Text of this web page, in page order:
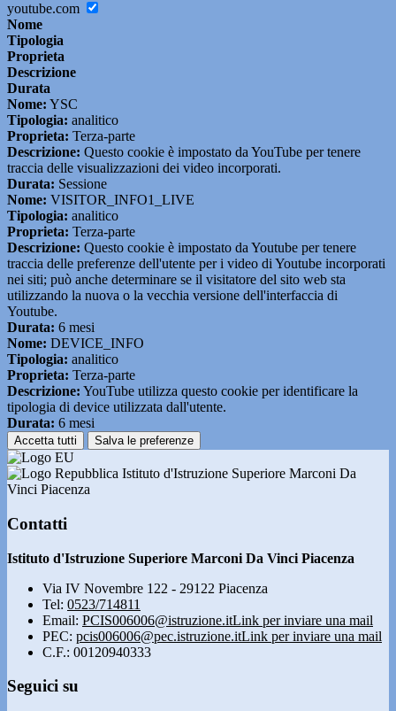
youtube.com
Nome
Tipologia
Proprieta
Descrizione
Durata
Nome: YSC
Tipologia: analitico
Proprieta: Terza-parte
Descrizione: Questo cookie è impostato da YouTube per tenere
traccia delle visualizzazioni dei video incorporati.
Durata: Sessione
Nome: VISITOR_INFO1_LIVE
Tipologia: analitico
Proprieta: Terza-parte
Descrizione: Questo cookie è impostato da Youtube per tenere
traccia delle preferenze dell'utente per i video di Youtube incorporati
nei siti; può anche determinare se il visitatore del sito web sta
utilizzando la nuova o la vecchia versione dell'interfaccia di
Youtube.
Durata: 6 mesi
Nome: DEVICE_INFO
Tipologia: analitico
Proprieta: Terza-parte
Descrizione: YouTube utilizza questo cookie per identificare la
tipologia di device utilizzata dall'utente.
Durata: 6 mesi
Accetta tutti Salva le preferenze
Istituto d'Istruzione Superiore Marconi Da
Vinci Piacenza
Contatti
Istituto d'Istruzione Superiore Marconi Da Vinci Piacenza
Via IV Novembre 122 - 29122 Piacenza
Tel: 0523/714811
Email: PCIS006006@istruzione.itLink per inviare una mail
PEC: pcis006006@pec.istruzione.itLink per inviare una mail
C.F.: 00120940333
Seguici su